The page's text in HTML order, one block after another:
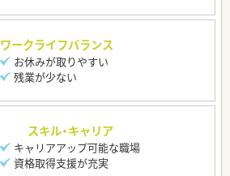
ワークライフバランス
お休みが取りやすい
残業が少ない
スキル・キャリア
キャリアアップ可能な職場
資格取得支援が充実